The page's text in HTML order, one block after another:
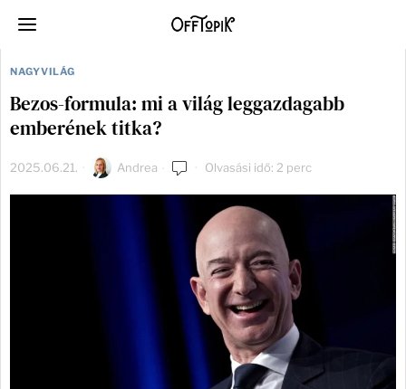
NAGYVILÁG
Bezos-formula: mi a világ leggazdagabb
emberének titka?
2025.06.21. Andrea Olvasási idő: 2 perc